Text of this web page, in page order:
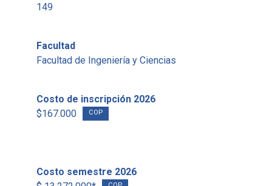
149
Facultad
Facultad de Ingeniería y Ciencias
Costo de inscripción 2026
$167.000
COP
Costo semestre 2026